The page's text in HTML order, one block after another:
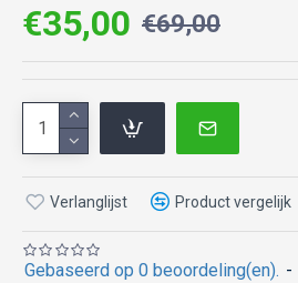
Gebaseerd op 0 beoordeling(en). -
€35,00 €69,00
Verlanglijst Product vergelijk